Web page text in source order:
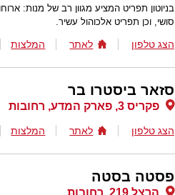
בניוטון תפריט המציע מגוון רב של מנות:
סושי, וכן תפריט אלכוהול עשיר.
הצג טלפון לאתר המלצות
סזאר ביסטרו בר
פקריס 3, פארק המדע, רחובות
הצג טלפון לאתר המלצות
פסטה בסטה
הרצל 219, רחובות